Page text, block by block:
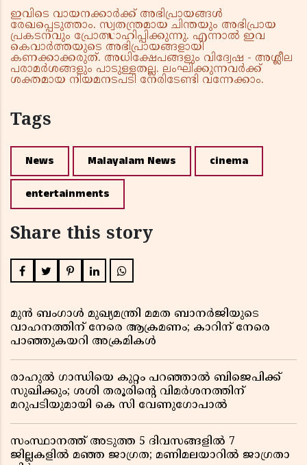
ഇവിടെ വായനക്കാർക്ക് അഭിപ്രായങ്ങൾ
രേഖപ്പെടുത്താം. സ്വതന്ത്രമായ ചിന്തയും അഭിപ്രായ
പ്രകടനവും പ്രോത്സാഹിപ്പിക്കുന്നു. എന്നാൽ ഇവ
കെവാർത്തയുടെ അഭിപ്രായങ്ങളായി
കണക്കാക്കരുത്. അധിക്ഷേപങ്ങളും വിദ്വേഷ - അശ്ലീല
പരാമർശങ്ങളും പാടുള്ളതല്ല. ലംഘിക്കുന്നവർക്ക്
ശക്തമായ നിയമനടപടി നേരിടേണ്ടി വന്നേക്കാം.
Tags
News Malayalam News cinema
entertainments
Share this story
മുൻ ബംഗാൾ മുഖ്യമന്ത്രി മമത ബാനർജിയുടെ
വാഹനത്തിന് നേരെ ആക്രമണം; കാറിന് നേരെ
പാഞ്ഞുകയറി അക്രമികൾ
രാഹുൽ ഗാന്ധിയെ കുറ്റം പറഞ്ഞാൽ ബിജെപിക്ക്
സുഖിക്കും; ശശി തരൂരിന്റെ വിമർശനത്തിന്
മറുപടിയുമായി കെ സി വേണുഗോപാൽ
സംസ്ഥാനത്ത് അടുത്ത 5 ദിവസങ്ങളിൽ 7
ജില്ലകളിൽ മഞ്ഞ ജാഗ്രത; മണിമലയാറിൽ ജാഗ്രതാ